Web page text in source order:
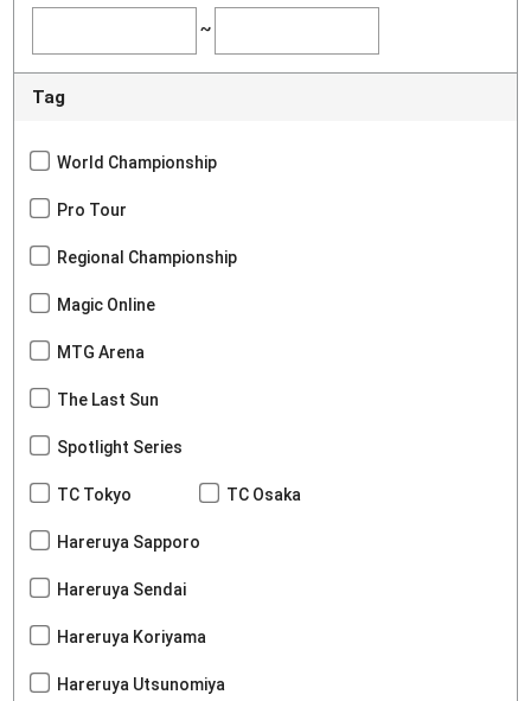
~
Tag
World Championship
Pro Tour
Regional Championship
Magic Online
MTG Arena
The Last Sun
Spotlight Series
TC Tokyo TC Osaka
Hareruya Sapporo
Hareruya Sendai
Hareruya Koriyama
Hareruya Utsunomiya